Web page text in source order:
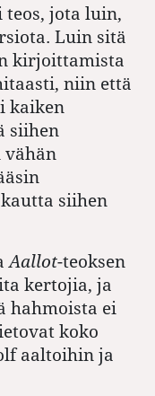
teos, jota luin,
Luin sitä
kirjoittamista
niin että
kaiken
siihen
vähän
siihen
Aallot-teoksen
kertojia, ja
hahmoista ei
koko
aaltoihin ja